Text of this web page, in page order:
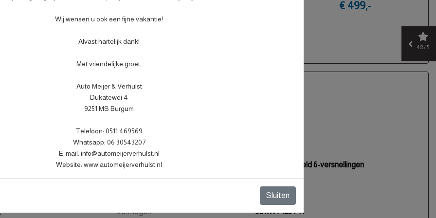
- 3 maanden garantie;
Meer informatie € 499,-
Brandstof
Transmissie
Handgeschakeld 6-versnellingen
Aantal cilinders
3
999 cc
Vermogen
92 kW / 125 PK
4.8 / 5
Wij wensen u ook een fijne vakantie!
Alvast hartelijk dank!
Met vriendelijke groet,
Auto Meijer & Verhulst
Dukatewei 4
9251 MS Burgum
Telefoon: 0511 469569
Whatsapp: 06 30543207
E-mail: info@automeijerverhulst.nl
Website: www.automeijerverhulst.nl
Sluiten